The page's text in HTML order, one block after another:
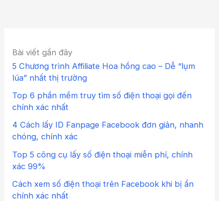
Bài viết gần đây
5 Chương trình Affiliate Hoa hồng cao – Dễ “lụm
lúa” nhất thị trường
Top 6 phần mềm truy tìm số điện thoại gọi đến
chính xác nhất
4 Cách lấy ID Fanpage Facebook đơn giản, nhanh
chóng, chính xác
Top 5 công cụ lấy số điện thoại miễn phí, chính
xác 99%
Cách xem số điện thoại trên Facebook khi bị ẩn
chính xác nhất